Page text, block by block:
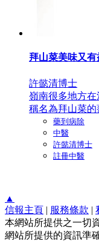
拜山菜美味又有
許懿清博士
嶺南很多地方
稱名為拜山菜的
藥到病除
中醫
許懿清博士
註冊中醫
▲
信報主頁 | 服務條款 |
本網站所提供之一切
網站所提供的資訊準